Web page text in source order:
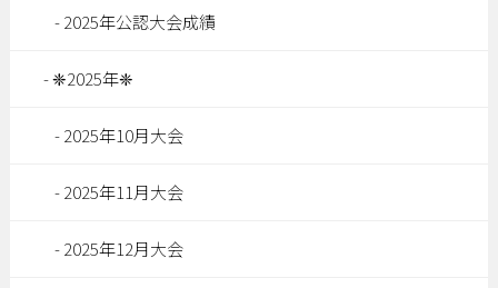
2025年公認大会成績
❈2025年❈
2025年10月大会
2025年11月大会
2025年12月大会